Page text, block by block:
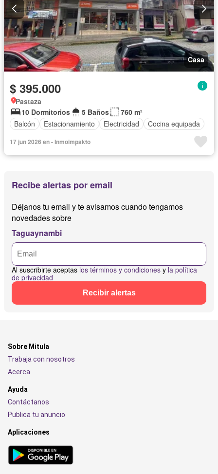
Casa
$ 395.000
Pastaza
10 Dormitorios
5 Baños
760 m²
Balcón
Estacionamiento Electricidad Cocina equipada
17 jun 2026 en - Inmoimpakto
Recibe alertas por email
Déjanos tu email y te avisamos cuando tengamos
novedades sobre
Taguaynambi
Al suscribirte aceptas los términos y condiciones y la política
de privacidad
Recibir alertas
Sobre Mitula
Trabaja con nosotros
Acerca
Ayuda
Contáctanos
Publica tu anuncio
Aplicaciones